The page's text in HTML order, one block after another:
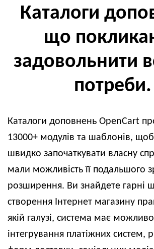
Каталоги
що
задовольнити
потреби.
Каталоги доповнень OpenCart
13000+ модулів та шаблонів,
швидко започаткувати власну
мали можливість її подальшого
розширення. Ви знайдете гарні
створення Інтернет магазину
якій галузі, система має
інтегрування платіжних систем,